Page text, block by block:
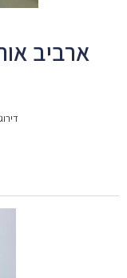
ארביב